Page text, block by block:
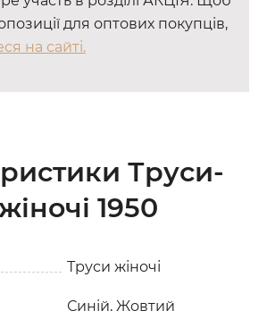
для оптових покупців,
на сайті.
Труси-
1950
Труси жіночі
Синій, Жовтий